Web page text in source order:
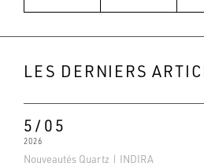
LES DERNIERS
5/05
2026
Nouveautés Quartz | INDIRA